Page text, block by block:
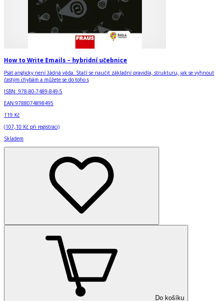
How to Write Emails – hybridní učebnice
Psát anglicky není žádná věda. Stačí se naučit základní pravidla, strukturu, jak se vyhnout
častým chybám a můžete se do toho s
ISBN: 978-80-7489-849-5
EAN:9788074898495
119 Kč
(107,10 Kč při registraci)
Skladem
Do košíku